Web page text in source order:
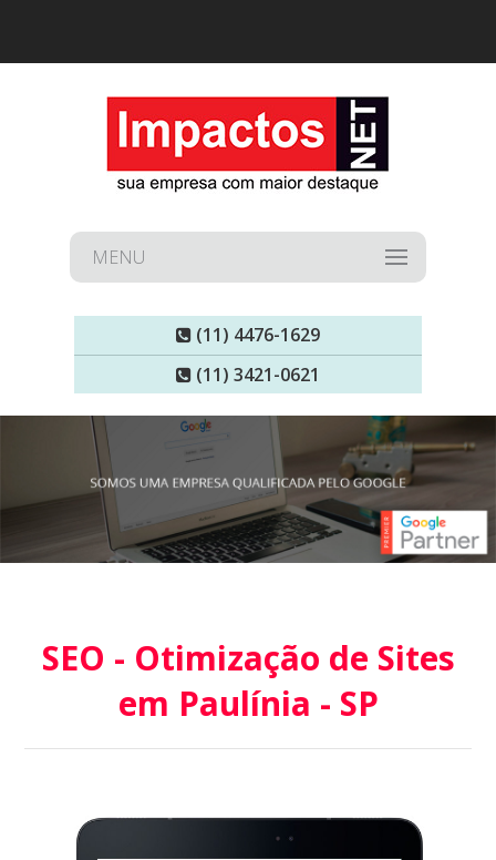
MENU
(11) 4476-1629
(11) 3421-0621
SEO - Otimização de Sites
em Paulínia - SP